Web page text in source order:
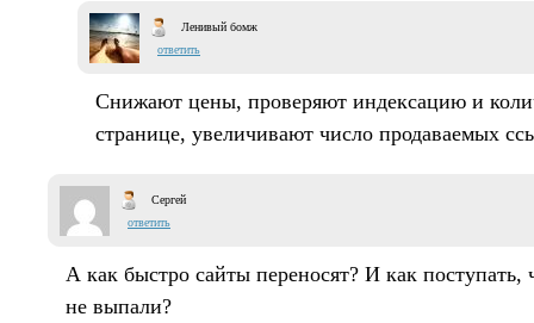
Ленивый бомж
ответить
Снижают цены, проверяют индексацию и
странице, увеличивают число продаваемых
Сергей
ответить
А как быстро сайты переносят? И как поступать,
не выпали?